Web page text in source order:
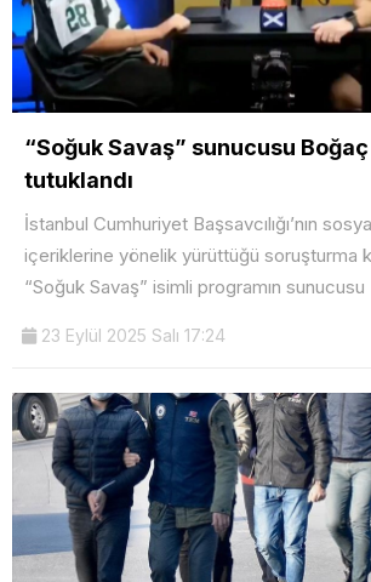
“Soğuk Savaş” sunucusu
tutuklandı
İstanbul Cumhuriyet Başsavcılığı’nın
içeriklerine yönelik yürüttüğü soruşturma
“Soğuk Savaş” isimli programın sunucusu
23 Eylül 2025 Salı 17:24